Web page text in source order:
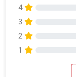
4
3
2
1